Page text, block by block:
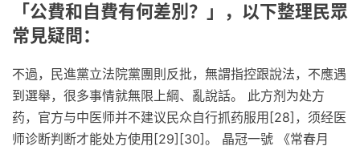
「公費和自費有何差別？」，以下整理民眾
常見疑問：
不過，民進黨立法院黨團則反批，無謂指控跟說法，不應遇
到選舉，很多事情就無限上綱、亂說話。 此方剂为处方
药，官方与中医师并不建议民众自行抓药服用[28]，须经医
师诊断判断才能处方使用[29][30]。 晶冠一號 《常春月